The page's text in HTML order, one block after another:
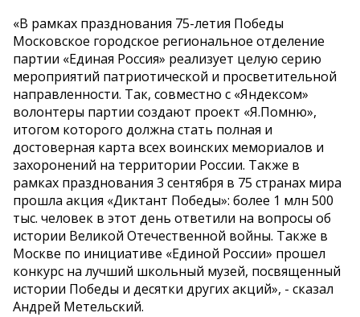
«В рамках празднования 75-летия Победы
Московское городское региональное отделение
партии «Единая Россия» реализует целую серию
мероприятий патриотической и просветительной
направленности. Так, совместно с «Яндексом»
волонтеры партии создают проект «Я.Помню»,
итогом которого должна стать полная и
достоверная карта всех воинских мемориалов и
захоронений на территории России. Также в
рамках празднования 3 сентября в 75 странах мира
прошла акция «Диктант Победы»: более 1 млн 500
тыс. человек в этот день ответили на вопросы об
истории Великой Отечественной войны. Также в
Москве по инициативе «Единой России» прошел
конкурс на лучший школьный музей, посвященный
истории Победы и десятки других акций», - сказал
Андрей Метельский.